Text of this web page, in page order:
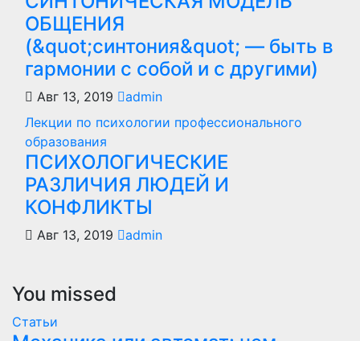
ОБЩЕНИЯ
(&quot;синтония&quot; — быть в
гармонии с собой и с другими)
Авг 13, 2019
admin
Лекции по психологии профессионального
образования
ПСИХОЛОГИЧЕСКИЕ
РАЗЛИЧИЯ ЛЮДЕЙ И
КОНФЛИКТЫ
Авг 13, 2019 admin
You missed
Статьи